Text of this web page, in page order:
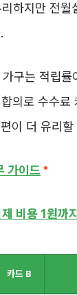
하지만 전월
구는 적립률
의로 수수료
이 더 유리할
가이드
비용 1원까
카드 B